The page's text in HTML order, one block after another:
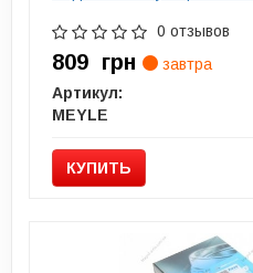
0 отзывов
809 грн
завтра
Артикул:
MEYLE
КУПИТЬ